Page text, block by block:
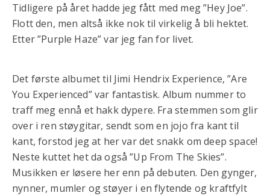
Tidligere på året hadde jeg fått med meg ”Hey Joe”.
Flott den, men altså ikke nok til virkelig å bli hektet.
Etter ”Purple Haze” var jeg fan for livet.
Det første albumet til Jimi Hendrix Experience, ”Are
You Experienced” var fantastisk. Album nummer to
traff meg ennå et hakk dypere. Fra stemmen som glir
over i ren støygitar, sendt som en jojo fra kant til
kant, forstod jeg at her var det snakk om deep space!
Neste kuttet het da også ”Up From The Skies”.
Musikken er løsere her enn på debuten. Den gynger,
nynner, mumler og støyer i en flytende og kraftfylt